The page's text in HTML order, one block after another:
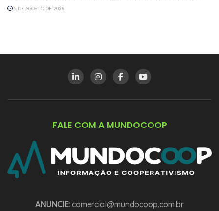
5 DE AGOSTO DE 2026
FALE COM A MUNDOCOOP
ANUNCIE: comercial@mundocoop.com.br